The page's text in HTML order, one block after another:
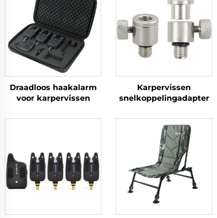
Draadloos haakalarm
voor karpervissen
Karpervissen
snelkoppelingadapter